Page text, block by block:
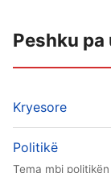
Peshku pa
Kryesore
Politikë
Tema mbi